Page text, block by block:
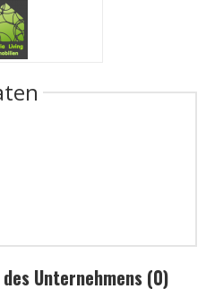
Unternehmens (0)